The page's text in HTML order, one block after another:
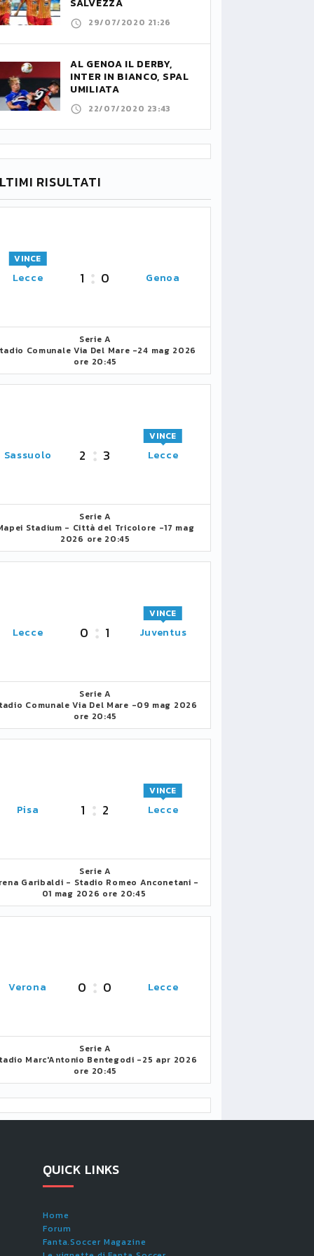
SALVEZZA
29/07/2020 21:26
AL GENOA IL DERBY,
INTER IN BIANCO, SPAL
UMILIATA
22/07/2020 23:43
RISULTATI
Lecce
VINCE
1 0 Genoa
Serie A
Comunale Via Del Mare -24 mag 2026
ore 20:45
Sassuolo 2 3 Lecce
VINCE
Serie A
Stadium - Città del Tricolore -17 mag
2026 ore 20:45
Lecce 0 1 Juventus
VINCE
Serie A
Comunale Via Del Mare -09 mag 2026
ore 20:45
Pisa 1 2 Lecce
VINCE
Serie A
Garibaldi - Stadio Romeo Anconetani -
01 mag 2026 ore 20:45
Verona 0 0 Lecce
Serie A
Marc'Antonio Bentegodi -25 apr 2026
ore 20:45
QUICK LINKS
Home
Forum
Fanta.Soccer Magazine